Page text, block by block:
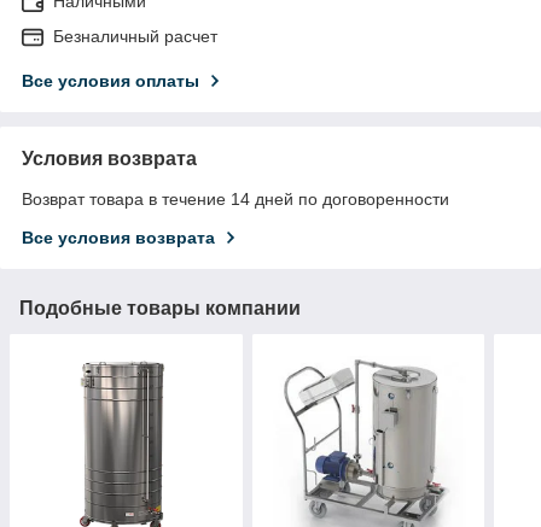
Безналичный расчет
Все условия оплаты
Условия возврата
Возврат товара в течение 14 дней по договоренности
Все условия возврата
Подобные товары компании